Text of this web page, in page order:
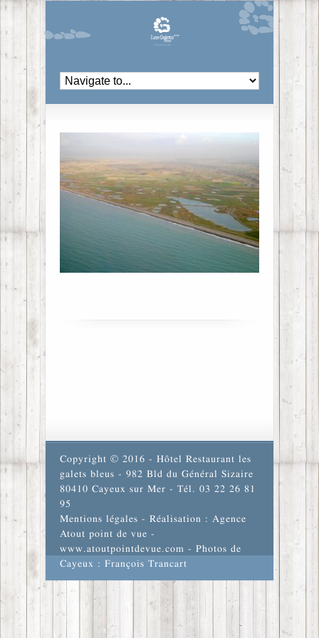
Copyright © 2016 - Hôtel Restaurant les
galets bleus - 982 Bld du Général Sizaire
80410 Cayeux sur Mer - Tél. 03 22 26 81
95
Mentions légales - Réalisation : Agence
Atout point de vue -
www.atoutpointdevue.com - Photos de
Cayeux : François Trancart